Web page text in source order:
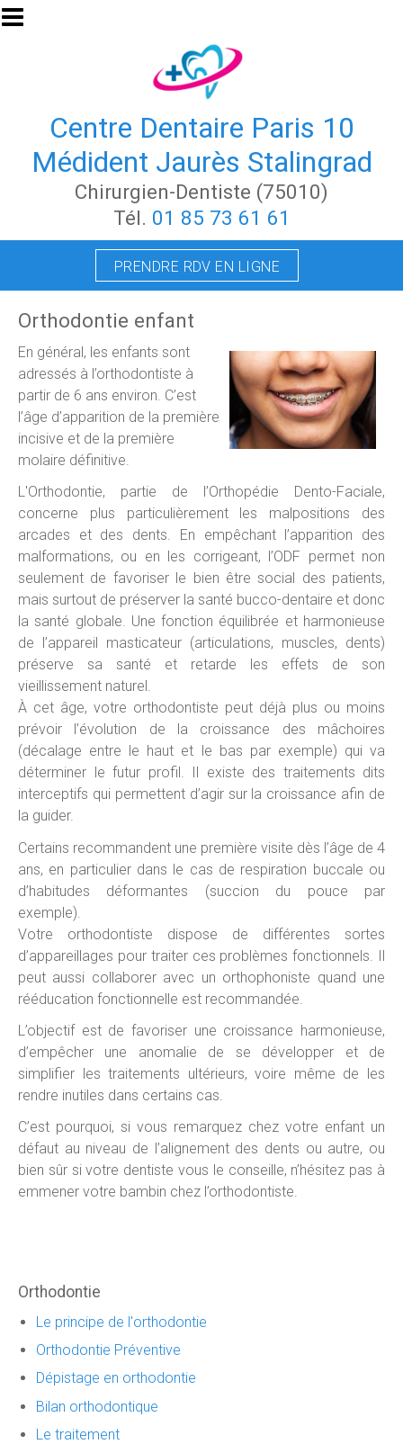
Aller au contenu principal
Centre Dentaire Paris 10
Médident Jaurès Stalingrad
Chirurgien-Dentiste (75010)
Tél. 01 85 73 61 61
PRENDRE RDV EN LIGNE
Orthodontie enfant
En général, les enfants sont
adressés à l’orthodontiste à
partir de 6 ans environ. C’est
l’âge d’apparition de la première
incisive et de la première
molaire définitive.
L'Orthodontie, partie de l’Orthopédie Dento-Faciale,
concerne plus particulièrement les malpositions des
arcades et des dents. En empêchant l’apparition des
malformations, ou en les corrigeant, l’ODF permet non
seulement de favoriser le bien être social des patients,
mais surtout de préserver la santé bucco-dentaire et donc
la santé globale. Une fonction équilibrée et harmonieuse
de l’appareil masticateur (articulations, muscles, dents)
préserve sa santé et retarde les effets de son
vieillissement naturel.
À cet âge, votre orthodontiste peut déjà plus ou moins
prévoir l’évolution de la croissance des mâchoires
(décalage entre le haut et le bas par exemple) qui va
déterminer le futur profil. Il existe des traitements dits
interceptifs qui permettent d’agir sur la croissance afin de
la guider.
Certains recommandent une première visite dès l’âge de 4
ans, en particulier dans le cas de respiration buccale ou
d’habitudes déformantes (succion du pouce par
exemple).
Votre orthodontiste dispose de différentes sortes
d’appareillages pour traiter ces problèmes fonctionnels. Il
peut aussi collaborer avec un orthophoniste quand une
rééducation fonctionnelle est recommandée.
L’objectif est de favoriser une croissance harmonieuse,
d’empêcher une anomalie de se développer et de
simplifier les traitements ultérieurs, voire même de les
rendre inutiles dans certains cas.
C’est pourquoi, si vous remarquez chez votre enfant un
défaut au niveau de l’alignement des dents ou autre, ou
bien sûr si votre dentiste vous le conseille, n’hésitez pas à
emmener votre bambin chez l’orthodontiste.
Orthodontie
Le principe de l'orthodontie
Orthodontie Préventive
Dépistage en orthodontie
Bilan orthodontique
Le traitement